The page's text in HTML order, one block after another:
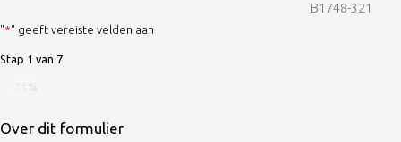
B1748-321
"*" geeft vereiste velden aan
Stap 1 van 7
14%
Over dit formulier